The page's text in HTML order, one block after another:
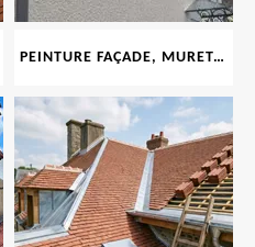
PEINTURE FAÇADE, MURET, TOITURE, BOISERIE, FERRONERIE, GOUTTIÈRE 69